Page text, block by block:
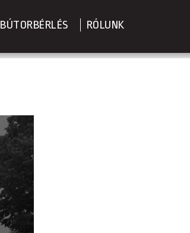
BÚTORBÉRLÉS RÓLUNK